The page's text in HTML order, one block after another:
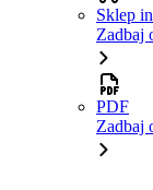
Sklep
Zadbaj
PDF
Zadbaj